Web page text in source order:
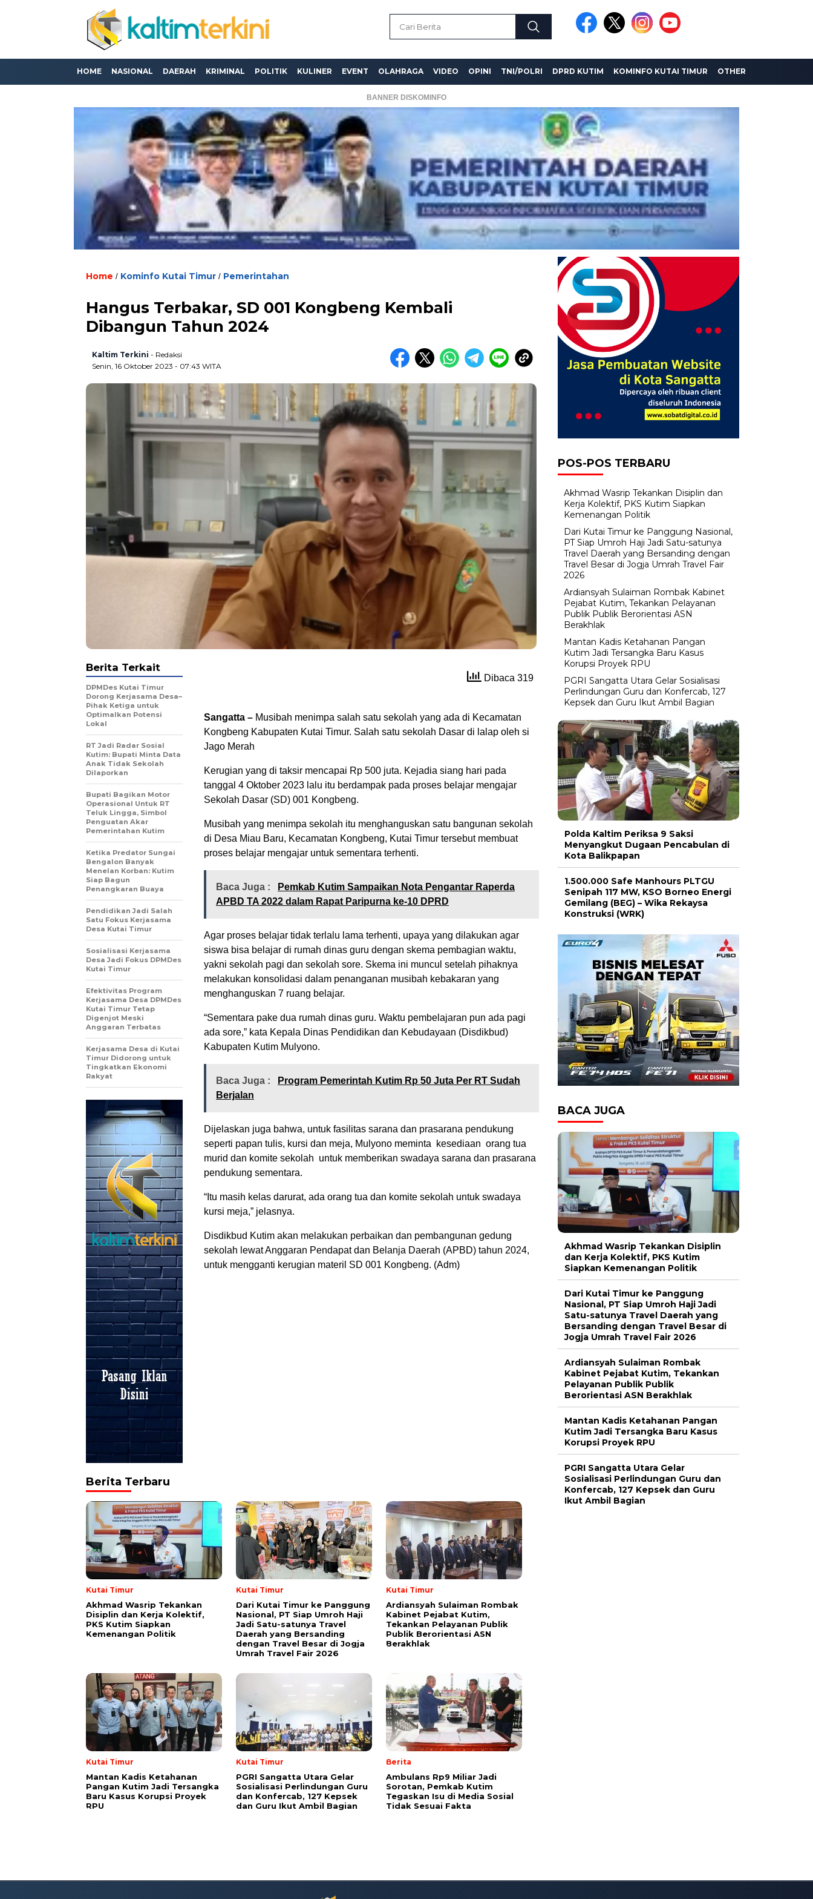
HOME NASIONAL DAERAH KRIMINAL POLITIK KULINER EVENT OLAHRAGA VIDEO OPINI TNI/POLRI DPRD KUTIM KOMINFO KUTAI TIMUR OTHER
BANNER DISKOMINFO
Home / Kominfo Kutai Timur / Pemerintahan
Hangus Terbakar, SD 001 Kongbeng Kembali
Dibangun Tahun 2024
Kaltim Terkini - Redaksi
Senin, 16 Oktober 2023 - 07:43 WITA
Dibaca 319
Sangatta – Musibah menimpa salah satu sekolah yang ada di Kecamatan
Kongbeng Kabupaten Kutai Timur. Salah satu sekolah Dasar di lalap oleh si
Jago Merah
Kerugian yang di taksir mencapai Rp 500 juta. Kejadia siang hari pada
tanggal 4 Oktober 2023 lalu itu berdampak pada proses belajar mengajar
Sekolah Dasar (SD) 001 Kongbeng.
Musibah yang menimpa sekolah itu menghanguskan satu bangunan sekolah
di Desa Miau Baru, Kecamatan Kongbeng, Kutai Timur tersebut membuat
proses belajar mengajar untuk sementara terhenti.
Baca Juga :
Pemkab Kutim Sampaikan Nota Pengantar Raperda
APBD TA 2022 dalam Rapat Paripurna ke-10 DPRD
Agar proses belajar tidak terlalu lama terhenti, upaya yang dilakukan agar
siswa bisa belajar di rumah dinas guru dengan skema pembagian waktu,
yakni sekolah pagi dan sekolah sore. Skema ini muncul setelah pihaknya
melakukan konsolidasi dalam penanganan musibah kebakaran yang
menghanguskan 7 ruang belajar.
“Sementara pake dua rumah dinas guru. Waktu pembelajaran pun ada pagi
ada sore,” kata Kepala Dinas Pendidikan dan Kebudayaan (Disdikbud)
Kabupaten Kutim Mulyono.
Baca Juga :
Program Pemerintah Kutim Rp 50 Juta Per RT Sudah
Berjalan
Dijelaskan juga bahwa, untuk fasilitas sarana dan prasarana pendukung
seperti papan tulis, kursi dan meja, Mulyono meminta kesediaan orang tua
murid dan komite sekolah untuk memberikan swadaya sarana dan prasarana
pendukung sementara.
“Itu masih kelas darurat, ada orang tua dan komite sekolah untuk swadaya
kursi meja,” jelasnya.
Disdikbud Kutim akan melakukan perbaikan dan pembangunan gedung
sekolah lewat Anggaran Pendapat dan Belanja Daerah (APBD) tahun 2024,
untuk mengganti kerugian materil SD 001 Kongbeng. (Adm)
Berita Terkait
DPMDes Kutai Timur
Dorong Kerjasama Desa–
Pihak Ketiga untuk
Optimalkan Potensi
Lokal
RT Jadi Radar Sosial
Kutim: Bupati Minta Data
Anak Tidak Sekolah
Dilaporkan
Bupati Bagikan Motor
Operasional Untuk RT
Teluk Lingga, Simbol
Penguatan Akar
Pemerintahan Kutim
Ketika Predator Sungai
Bengalon Banyak
Menelan Korban: Kutim
Siap Bagun
Penangkaran Buaya
Pendidikan Jadi Salah
Satu Fokus Kerjasama
Desa Kutai Timur
Sosialisasi Kerjasama
Desa Jadi Fokus DPMDes
Kutai Timur
Efektivitas Program
Kerjasama Desa DPMDes
Kutai Timur Tetap
Digenjot Meski
Anggaran Terbatas
Kerjasama Desa di Kutai
Timur Didorong untuk
Tingkatkan Ekonomi
Rakyat
Berita Terbaru
Kutai Timur
Akhmad Wasrip Tekankan
Disiplin dan Kerja Kolektif,
PKS Kutim Siapkan
Kemenangan Politik
Kutai Timur
Dari Kutai Timur ke Panggung
Nasional, PT Siap Umroh Haji
Jadi Satu-satunya Travel
Daerah yang Bersanding
dengan Travel Besar di Jogja
Umrah Travel Fair 2026
Kutai Timur
Ardiansyah Sulaiman Rombak
Kabinet Pejabat Kutim,
Tekankan Pelayanan Publik
Publik Berorientasi ASN
Berakhlak
Kutai Timur
Mantan Kadis Ketahanan
Pangan Kutim Jadi Tersangka
Baru Kasus Korupsi Proyek
RPU
Kutai Timur
PGRI Sangatta Utara Gelar
Sosialisasi Perlindungan Guru
dan Konfercab, 127 Kepsek
dan Guru Ikut Ambil Bagian
Berita
Ambulans Rp9 Miliar Jadi
Sorotan, Pemkab Kutim
Tegaskan Isu di Media Sosial
Tidak Sesuai Fakta
POS-POS TERBARU
Akhmad Wasrip Tekankan Disiplin dan
Kerja Kolektif, PKS Kutim Siapkan
Kemenangan Politik
Dari Kutai Timur ke Panggung Nasional,
PT Siap Umroh Haji Jadi Satu-satunya
Travel Daerah yang Bersanding dengan
Travel Besar di Jogja Umrah Travel Fair
2026
Ardiansyah Sulaiman Rombak Kabinet
Pejabat Kutim, Tekankan Pelayanan
Publik Publik Berorientasi ASN
Berakhlak
Mantan Kadis Ketahanan Pangan
Kutim Jadi Tersangka Baru Kasus
Korupsi Proyek RPU
PGRI Sangatta Utara Gelar Sosialisasi
Perlindungan Guru dan Konfercab, 127
Kepsek dan Guru Ikut Ambil Bagian
Polda Kaltim Periksa 9 Saksi
Menyangkut Dugaan Pencabulan di
Kota Balikpapan
1.500.000 Safe Manhours PLTGU
Senipah 117 MW, KSO Borneo Energi
Gemilang (BEG) – Wika Rekaysa
Konstruksi (WRK)
BACA JUGA
Akhmad Wasrip Tekankan Disiplin
dan Kerja Kolektif, PKS Kutim
Siapkan Kemenangan Politik
Dari Kutai Timur ke Panggung
Nasional, PT Siap Umroh Haji Jadi
Satu-satunya Travel Daerah yang
Bersanding dengan Travel Besar di
Jogja Umrah Travel Fair 2026
Ardiansyah Sulaiman Rombak
Kabinet Pejabat Kutim, Tekankan
Pelayanan Publik Publik
Berorientasi ASN Berakhlak
Mantan Kadis Ketahanan Pangan
Kutim Jadi Tersangka Baru Kasus
Korupsi Proyek RPU
PGRI Sangatta Utara Gelar
Sosialisasi Perlindungan Guru dan
Konfercab, 127 Kepsek dan Guru
Ikut Ambil Bagian